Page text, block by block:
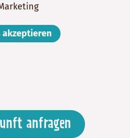
akzeptieren
anfragen